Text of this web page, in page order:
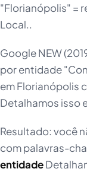
"Florianópolis" =
Local..
Google NEW
por entidade
em Florianópolis
Detalhamos isso
Resultado: você
com palavras-
entidade